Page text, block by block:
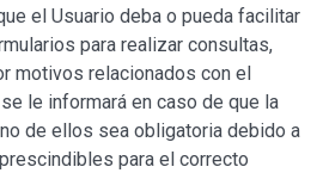
el Usuario deba o pueda facilitar
para realizar consultas,
motivos relacionados con el
le informará en caso de que la
de ellos sea obligatoria debido a
para el correcto